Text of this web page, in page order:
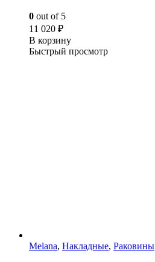
0 out of 5
11 020 ₽
В корзину
Быстрый просмотр
Melana, Накладные, Раковины